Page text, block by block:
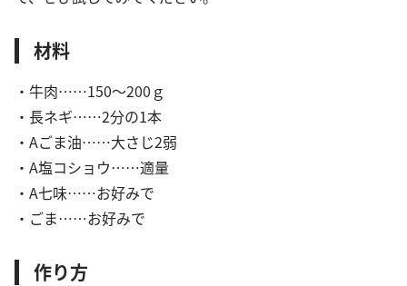
材料
・牛肉……150～200ｇ
・長ネギ……2分の1本
・Aごま油……大さじ2弱
・A塩コショウ……適量
・A七味……お好みで
・ごま……お好みで
作り方